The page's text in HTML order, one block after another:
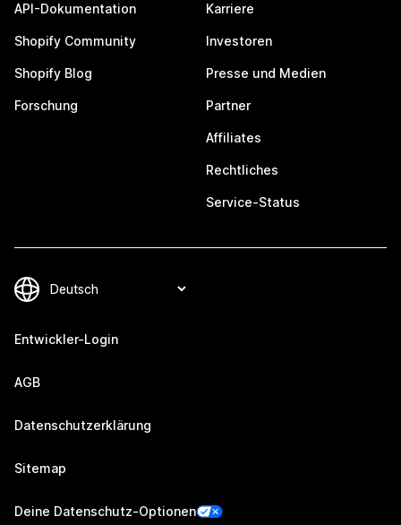
API-Dokumentation
Shopify Community
Shopify Blog
Forschung
Karriere
Investoren
Presse und Medien
Partner
Affiliates
Rechtliches
Service-Status
Entwickler-Login
AGB
Datenschutzerklärung
Sitemap
Deine Datenschutz-Optionen